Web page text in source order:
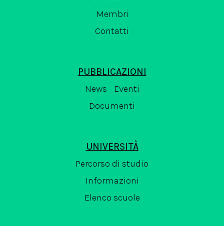
Membri
Contatti
PUBBLICAZIONI
News - Eventi
Documenti
UNIVERSITÀ
Percorso di studio
Informazioni
Elenco scuole